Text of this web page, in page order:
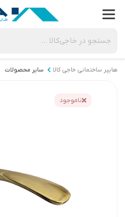
هایپر ساختمانی خاجی‌ کالا سایر محصولات
ناموجود